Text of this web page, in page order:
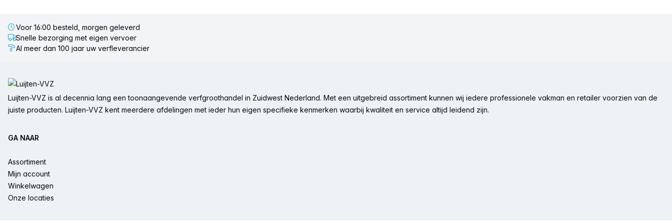
Voor 16:00 besteld, morgen geleverd
Snelle bezorging met eigen vervoer
Al meer dan 100 jaar uw verfleverancier
Luijten-VVZ is al decennia lang een toonaangevende verfgroothandel in Zuidwest Nederland. Met een uitgebreid assortiment kunnen wij iedere professionele vakman en retailer voorzien van de
juiste producten. Luijten-VVZ kent meerdere afdelingen met ieder hun eigen specifieke kenmerken waarbij kwaliteit en service altijd leidend zijn.
GA NAAR
Assortiment
Mijn account
Winkelwagen
Onze locaties